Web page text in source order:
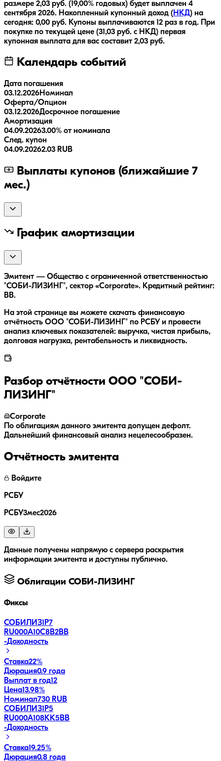
размере 2,03 руб. (19,00% годовых) будет выплачен 4
сентября 2026. Накопленный купонный доход (НКД) на
сегодня: 0,00 руб. Купоны выплачиваются 12 раз в год. При
покупке по текущей цене (31,03 руб. с НКД) первая
купонная выплата для вас составит 2,03 руб.
Календарь событий
Дата погашения
03.12.2026Номинал
Оферта/Опцион
03.12.2026Досрочное погашение
Амортизация
04.09.20263.00% от номинала
След. купон
04.09.20262.03 RUB
Выплаты купонов (ближайшие 7
мес.)
График амортизации
Эмитент — Общество с ограниченной ответственностью
"СОБИ-ЛИЗИНГ", сектор «Corporate». Кредитный рейтинг:
BB.
На этой странице вы можете скачать финансовую
отчётность ООО "СОБИ-ЛИЗИНГ" по РСБУ и провести
анализ ключевых показателей: выручка, чистая прибыль,
долговая нагрузка, рентабельность и ликвидность.
Разбор отчётности ООО "СОБИ-
ЛИЗИНГ"
Corporate
По облигациям данного эмитента допущен дефолт.
Дальнейший финансовый анализ нецелесообразен.
Отчётность эмитента
Войдите
РСБУ
РСБУ3мес2026
Данные получены напрямую с сервера раскрытия
информации эмитента и доступны публично.
Облигации СОБИ-ЛИЗИНГ
Фиксы
СОБИЛИЗ1Р7
RU000A10C8B2BB
-Доходность
Ставка22%
Дюрация0.9 года
Выплат в год12
Цена13.98%
Номинал730 RUB
СОБИЛИЗ1Р5
RU000A108KK5 BB
-Доходность
Ставка19.25%
Дюрация0.8 года